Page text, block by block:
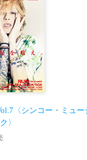
〈シンコー・ミュー
〉